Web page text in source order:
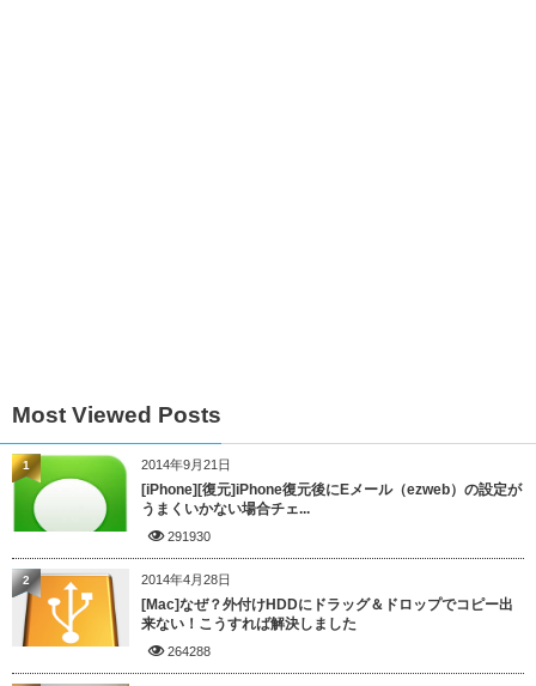
Most Viewed Posts
2014年9月21日
[iPhone][復元]iPhone復元後にEメール（ezweb）の設定が
うまくいかない場合チェ...
291930
1
2014年4月28日
[Mac]なぜ？外付けHDDにドラッグ＆ドロップでコピー出
来ない！こうすれば解決しました
264288
2